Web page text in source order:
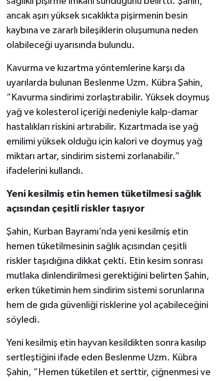
ancak aşırı yüksek sıcaklıkta pişirmenin besin
kaybına ve zararlı bileşiklerin oluşumuna neden
olabileceği uyarısında bulundu.
Kavurma ve kızartma yöntemlerine karşı da
uyarılarda bulunan Beslenme Uzm. Kübra Şahin,
“Kavurma sindirimi zorlaştırabilir. Yüksek doymuş
yağ ve kolesterol içeriği nedeniyle kalp-damar
hastalıkları riskini artırabilir. Kızartmada ise yağ
emilimi yüksek olduğu için kalori ve doymuş yağ
miktarı artar, sindirim sistemi zorlanabilir.”
ifadelerini kullandı.
Yeni kesilmiş etin hemen tüketilmesi sağlık
açısından çeşitli riskler taşıyor
Şahin, Kurban Bayramı’nda yeni kesilmiş etin
hemen tüketilmesinin sağlık açısından çeşitli
riskler taşıdığına dikkat çekti. Etin kesim sonrası
mutlaka dinlendirilmesi gerektiğini belirten Şahin,
erken tüketimin hem sindirim sistemi sorunlarına
hem de gıda güvenliği risklerine yol açabileceğini
söyledi.
Yeni kesilmiş etin hayvan kesildikten sonra kasılıp
sertleştiğini ifade eden Beslenme Uzm. Kübra
Şahin, “Hemen tüketilen et serttir, çiğnenmesi ve